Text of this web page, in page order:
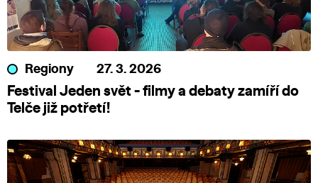
Regiony 27. 3. 2026
Festival Jeden svět - filmy a debaty zamíří do
Telče již potřetí!